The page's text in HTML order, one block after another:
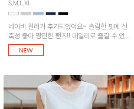
S,M,L,XL
네이비 컬러가 추가되었어요~ 슬림한 핏에 신
축성 좋아 짱편한 팬츠!! 데일리로 즐길 수 있
는 기본 컬러들로 준비했어요~